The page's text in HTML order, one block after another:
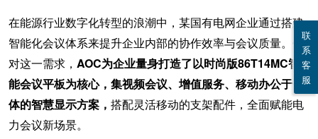
在能源行业数字化转型的浪潮中，某国有电网企业通过搭建
智能化会议体系来提升企业内部的协作效率与会议质量。针
对这一需求， AOC为企业量身打造了以时尚版86T14MC智
能会议平板为核心，集视频会议、增值服务、移动办公于一
体的智慧显示方案， 搭配灵活移动的支架配件，全面赋能电
力会议新场景。
联
系
客
服